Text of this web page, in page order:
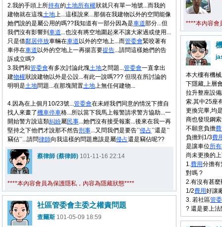
2.我的手頭上所持有的土地所有權狀就只有單一地號...而我的
建物就在這塊土地上...這樣說來...那個在我建物以外的空間能像
她們說的是屬公用的嗎??我知道有一部分因為是車道部分...但
我們沒有影響到 車道...也沒有將空地圍起來不讓大家過或使用...
只是借鄰居停放車輛在車道 以外的空地上...而管委會緊咬著有
車停在車道 以外的空地上一再揚言要提告...請問這樣她們的告
訴成立嗎?
3.我們和管委會有多次討論此塊土地之問題...管委會一直拿出
建物權狀說建物以外是公設...有此一說嗎??? 但現在所討論的
明明是土地問題...在那塊閒置土地上無任何建物...
4.因為在上個月10/23號...管委會在未經我們同意的情況下擅自
找人來畫了機車停車格...所以當下我馬上報警請求警方協助...一
開始警方說這類糾紛屬民事...她們沒有接受報案...後來在我一再
堅持之下他們才說那不然告刑事...又問我們是要告‵‵侵占‵‵還是‵‵
竊佔‵‵...請問律師向我這樣的問題應該是屬侵占還是竊佔呢??
蔡律師 (蔡律師) 101-11-16 22:14
****本內容會員為保護隱私，內容為隱藏狀態****
****本內容會
本大樓有機
下隱藏,上層
拉升整座設
索.其中25座
更換完畢,均
商也發現鋼
不願意負擔
負擔到1/3費
是讓車位所
尚未更換的
1.費用分擔有
對嗎 ?
2.有沒有甚
1/2費用好讓
3. 若社區管
? 還是要上法
社區管委會主委之權責問題
查爾斯 101-05-09 18:59